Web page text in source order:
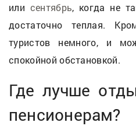
или сентябрь, когда не
достаточно теплая.
туристов немного, и
спокойной обстановкой.
Где лучше
пенсионерам?